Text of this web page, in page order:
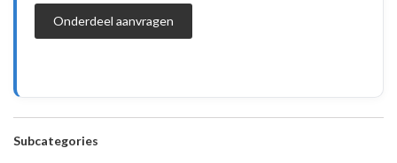
Onderdeel aanvragen
Subcategories